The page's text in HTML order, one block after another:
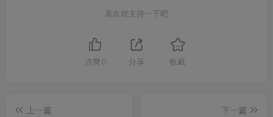
喜欢就支持一下吧
点赞 0 分享 收藏
上一篇
下一篇